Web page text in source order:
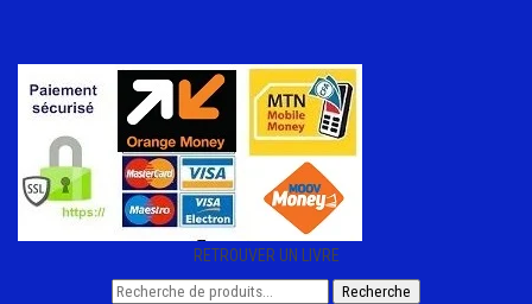
RETROUVER UN LIVRE
Recherche
Recherche